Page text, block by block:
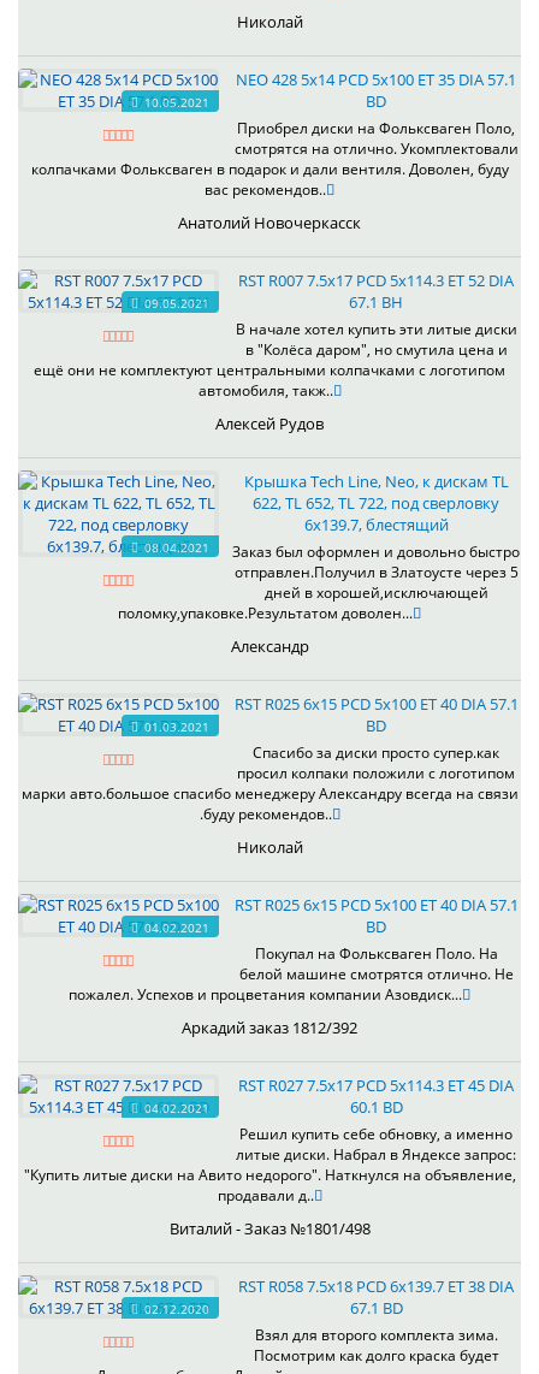
Николай
10.05.2021
NEO 428 5x14 PCD 5x100 ET 35 DIA 57.1
BD
Приобрел диски на Фольксваген Поло,
смотрятся на отлично. Укомплектовали
колпачками Фольксваген в подарок и дали вентиля. Доволен, буду
вас рекомендов..
Анатолий Новочеркасск
09.05.2021
RST R007 7.5x17 PCD 5x114.3 ET 52 DIA
67.1 BH
В начале хотел купить эти литые диски
в "Колёса даром", но смутила цена и
ещё они не комплектуют центральными колпачками с логотипом
автомобиля, такж..
Алексей Рудов
08.04.2021
Крышка Tech Line, Neo, к дискам TL
622, TL 652, TL 722, под сверловку
6х139.7, блестящий
Заказ был оформлен и довольно быстро
отправлен.Получил в Златоусте через 5
дней в хорошей,исключающей
поломку,упаковке.Результатом доволен...
Александр
01.03.2021
RST R025 6x15 PCD 5x100 ET 40 DIA 57.1
BD
Спасибо за диски просто супер.как
просил колпаки положили с логотипом
марки авто.большое спасибо менеджеру Александру всегда на связи
.буду рекомендов..
Николай
04.02.2021
RST R025 6x15 PCD 5x100 ET 40 DIA 57.1
BD
Покупал на Фольксваген Поло. На
белой машине смотрятся отлично. Не
пожалел. Успехов и процветания компании Азовдиск...
Аркадий заказ 1812/392
04.02.2021
RST R027 7.5x17 PCD 5x114.3 ET 45 DIA
60.1 BD
Решил купить себе обновку, а именно
литые диски. Набрал в Яндексе запрос:
"Купить литые диски на Авито недорого". Наткнулся на объявление,
продавали д..
Виталий - Заказ №1801/498
02.12.2020
RST R058 7.5x18 PCD 6x139.7 ET 38 DIA
67.1 BD
Взял для второго комплекта зима.
Посмотрим как долго краска будет